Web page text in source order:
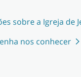
sobre a Igreja de
nos conhecer